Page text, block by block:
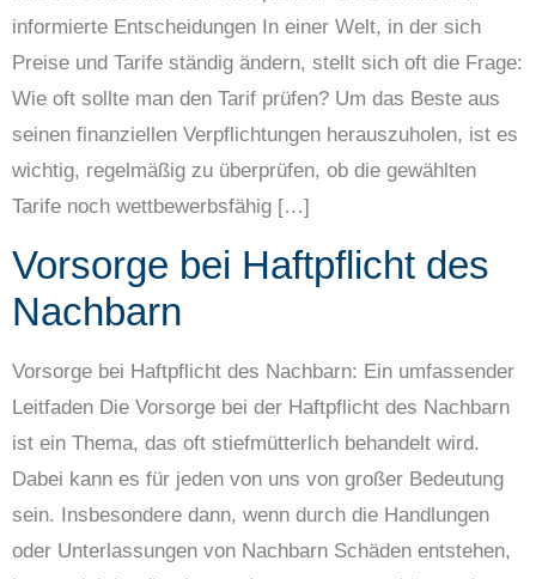
informierte Entscheidungen In einer Welt, in der sich
Preise und Tarife ständig ändern, stellt sich oft die Frage:
Wie oft sollte man den Tarif prüfen? Um das Beste aus
seinen finanziellen Verpflichtungen herauszuholen, ist es
wichtig, regelmäßig zu überprüfen, ob die gewählten
Tarife noch wettbewerbsfähig […]
Vorsorge bei Haftpflicht des
Nachbarn
Vorsorge bei Haftpflicht des Nachbarn: Ein umfassender
Leitfaden Die Vorsorge bei der Haftpflicht des Nachbarn
ist ein Thema, das oft stiefmütterlich behandelt wird.
Dabei kann es für jeden von uns von großer Bedeutung
sein. Insbesondere dann, wenn durch die Handlungen
oder Unterlassungen von Nachbarn Schäden entstehen,